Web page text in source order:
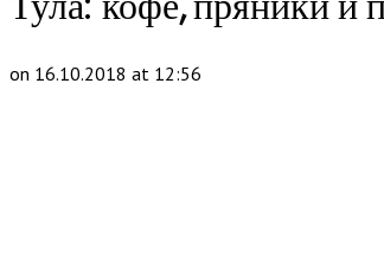
on 16.10.2018 at 12:56